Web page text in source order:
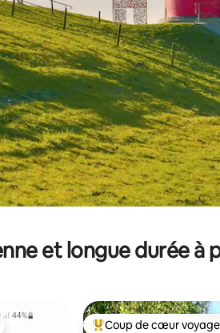
et longue durée à
Coup de cœur